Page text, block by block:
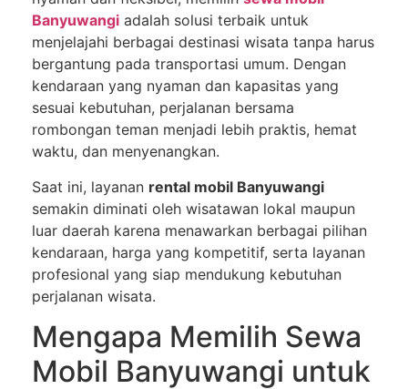
Banyuwangi adalah solusi terbaik untuk
menjelajahi berbagai destinasi wisata tanpa harus
bergantung pada transportasi umum. Dengan
kendaraan yang nyaman dan kapasitas yang
sesuai kebutuhan, perjalanan bersama
rombongan teman menjadi lebih praktis, hemat
waktu, dan menyenangkan.
Saat ini, layanan rental mobil Banyuwangi
semakin diminati oleh wisatawan lokal maupun
luar daerah karena menawarkan berbagai pilihan
kendaraan, harga yang kompetitif, serta layanan
profesional yang siap mendukung kebutuhan
perjalanan wisata.
Mengapa Memilih Sewa
Mobil Banyuwangi untuk